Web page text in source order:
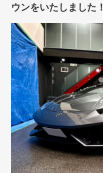
ウンをいたしました！